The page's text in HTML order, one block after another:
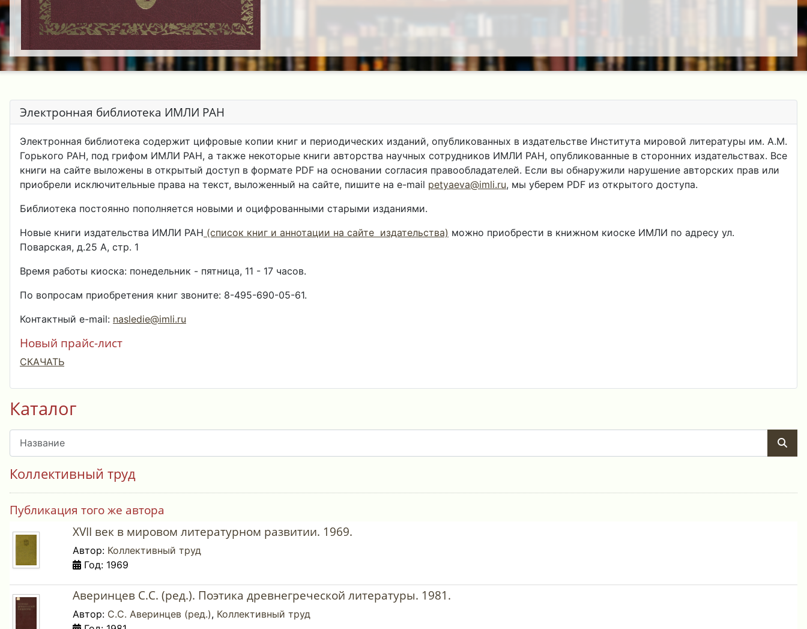
Электронная библиотека ИМЛИ РАН
Электронная библиотека содержит цифровые копии книг и периодических изданий, опубликованных в издательстве Института мировой литературы им. А.М.
Горького РАН, под грифом ИМЛИ РАН, а также некоторые книги авторства научных сотрудников ИМЛИ РАН, опубликованные в сторонних издательствах. Все
книги на сайте выложены в открытый доступ в формате PDF на основании согласия правообладателей. Если вы обнаружили нарушение авторских прав или
приобрели исключительные права на текст, выложенный на сайте, пишите на e-mail petyaeva@imli.ru, мы уберем PDF из открытого доступа.
Библиотека постоянно пополняется новыми и оцифрованными старыми изданиями.
Новые книги издательства ИМЛИ РАН (список книг и аннотации на сайте издательства) можно приобрести в книжном киоске ИМЛИ по адресу ул.
Поварская, д.25 А, стр. 1
Время работы киоска: понедельник - пятница, 11 - 17 часов.
По вопросам приобретения книг звоните: 8-495-690-05-61.
Контактный e-mail: nasledie@imli.ru
Новый прайс-лист
СКАЧАТЬ
Каталог
Коллективный труд
Публикация того же автора
XVII век в мировом литературном развитии. 1969.
Автор: Коллективный труд
Год: 1969
Аверинцев С.С. (ред.). Поэтика древнегреческой литературы. 1981.
Автор: С.С. Аверинцев (ред.), Коллективный труд